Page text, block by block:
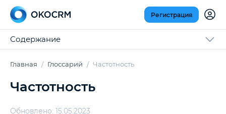
Регистрация
Содержание
Главная Глоссарий Частотность
Частотность
Обновлено: 15.05.2023